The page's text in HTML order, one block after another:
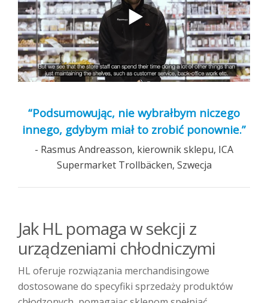
“Podsumowując, nie wybrałbym niczego
innego, gdybym miał to zrobić ponownie.”
- Rasmus Andreasson, kierownik sklepu, ICA
Supermarket Trollbäcken, Szwecja
Jak HL pomaga w sekcji z
urządzeniami chłodniczymi
HL oferuje rozwiązania merchandisingowe
dostosowane do specyfiki sprzedaży produktów